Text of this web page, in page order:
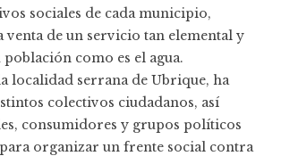
sociales de cada municipio,
venta de un servicio tan elemental y
población como es el agua.
localidad serrana de Ubrique, ha
colectivos ciudadanos, así
consumidores y grupos políticos
organizar un frente social contra